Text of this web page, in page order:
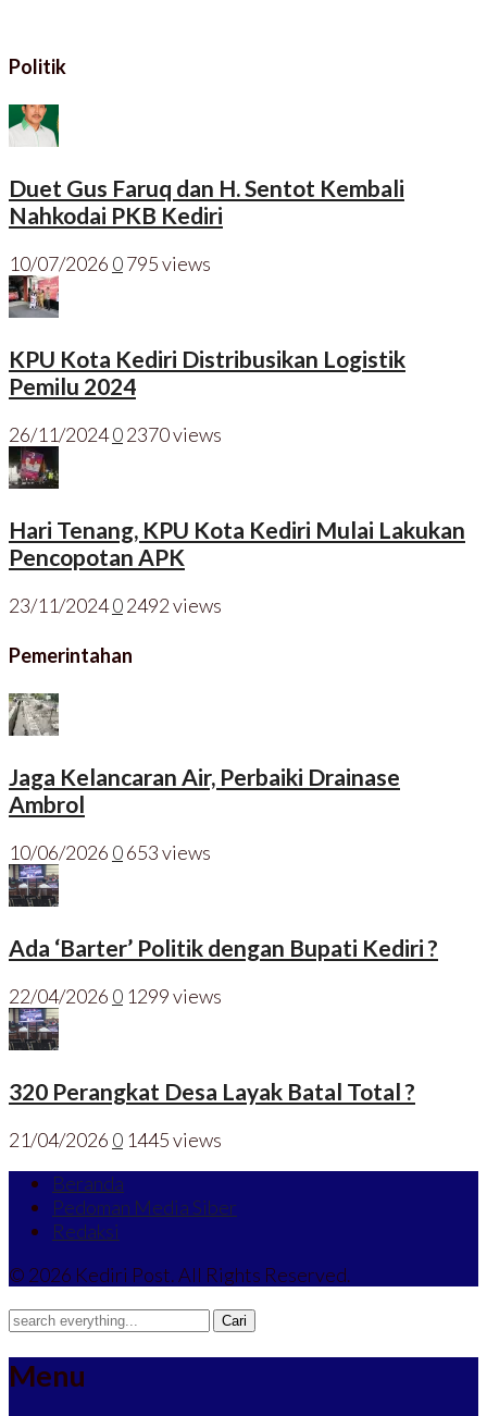
Politik
Duet Gus Faruq dan H. Sentot Kembali
Nahkodai PKB Kediri
10/07/2026 0795 views
KPU Kota Kediri Distribusikan Logistik
Pemilu 2024
26/11/202402370 views
Hari Tenang, KPU Kota Kediri Mulai Lakukan
Pencopotan APK
23/11/202402492 views
Pemerintahan
Jaga Kelancaran Air, Perbaiki Drainase
Ambrol
10/06/2026 0653 views
Ada ‘Barter’ Politik dengan Bupati Kediri ?
22/04/2026 0 1299 views
320 Perangkat Desa Layak Batal Total ?
21/04/2026 0 1445 views
Beranda
Pedoman Media Siber
Redaksi
© 2026 Kediri Post. All Rights Reserved.
Menu